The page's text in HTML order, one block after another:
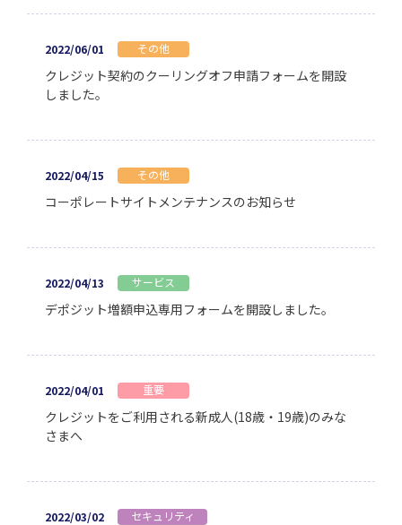
2022/06/01 その他
クレジット契約のクーリングオフ申請フォームを開設
しました。
2022/04/15 その他
コーポレートサイトメンテナンスのお知らせ
2022/04/13 サービス
デポジット増額申込専用フォームを開設しました。
2022/04/01 重要
クレジットをご利用される新成人(18歳・19歳)のみな
さまへ
2022/03/02 セキュリティ